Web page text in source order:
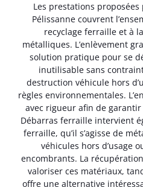
Les prestations
Pélissanne couvrent
recyclage ferraille et à
métalliques. L’enlèvement
solution pratique pour se
inutilisable sans
destruction véhicule hors
règles environnementales.
avec rigueur afin de
Débarras ferraille intervient
ferraille, qu’il s’agisse de
véhicules hors d’usage
encombrants. La
valoriser ces matériaux,
offre une alternative